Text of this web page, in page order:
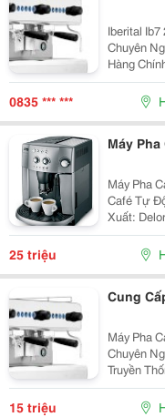
Iberital Ib7 2
Chuyên Nghiệp
Hàng
84.979.000 Đ Giá Bán Ưu Đãi:
Máy
0835 *** ***
Máy
Máy Pha
Café Tự
Xuất:
Tháng Giá Niêm Yết: 29.700.000 Vnđ Giá Bán Ưu Đãi:
25 triệu
Cung
Máy Pha
Chuyên Nghiệp
Truyền Thống
Iberital Ib7 1 Group Bảo
Hãng
15 triệu